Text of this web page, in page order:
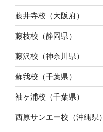
藤井寺校（大阪府）
藤枝校（静岡県）
藤沢校（神奈川県）
蘇我校（千葉県）
袖ヶ浦校（千葉県）
西原サンエー校（沖縄県）